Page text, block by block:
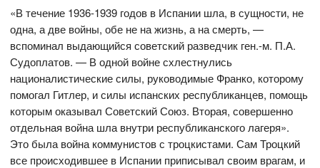
«В течение 1936-1939 годов в Испании шла, в сущности, не
одна, а две войны, обе не на жизнь, а на смерть, —
вспоминал выдающийся советский разведчик ген.-м. П.А.
Судоплатов. — В одной войне схлестнулись
националистические силы, руководимые Франко, которому
помогал Гитлер, и силы испанских республиканцев, помощь
которым оказывал Советский Союз. Вторая, совершенно
отдельная война шла внутри республиканского лагеря».
Это была война коммунистов с троцкистами. Сам Троцкий
все происходившее в Испании приписывал своим врагам, и